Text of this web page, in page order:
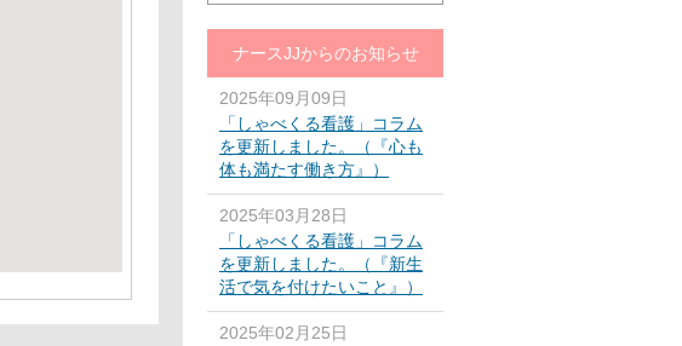
ナースJJからのお知らせ
2025年09月09日
「しゃべくる看護」コラム
を更新しました。（『心も
体も満たす働き方』）
2025年03月28日
「しゃべくる看護」コラム
を更新しました。（『新生
活で気を付けたいこと』）
2025年02月25日